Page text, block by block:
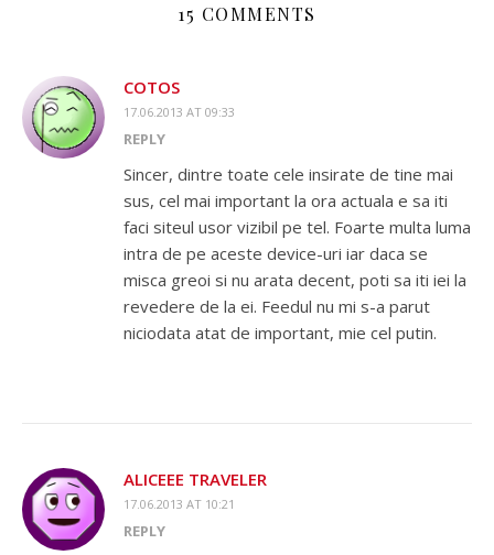
15 COMMENTS
COTOS
17.06.2013 AT 09:33
REPLY
Sincer, dintre toate cele insirate de tine mai
sus, cel mai important la ora actuala e sa iti
faci siteul usor vizibil pe tel. Foarte multa luma
intra de pe aceste device-uri iar daca se
misca greoi si nu arata decent, poti sa iti iei la
revedere de la ei. Feedul nu mi s-a parut
niciodata atat de important, mie cel putin.
ALICEEE TRAVELER
17.06.2013 AT 10:21
REPLY